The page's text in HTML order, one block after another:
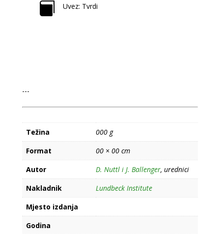
 Uvez: Tvrdi
---
Težina
000 g
Format
00 × 00 cm
Autor
D. Nuttl i J. Ballenger, urednici
Nakladnik
Lundbeck Institute
Mjesto izdanja
Godina